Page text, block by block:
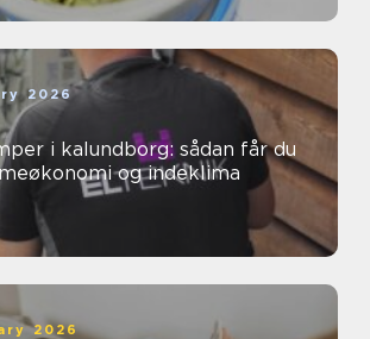
2026
i kalundborg: sådan får du
og indeklima
2026